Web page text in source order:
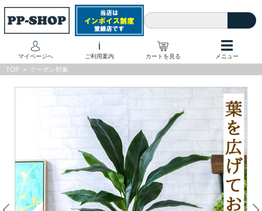
マイページへ
i
ご利用案内 カートを見る
☰
メニュー
TOP > クーポン対象